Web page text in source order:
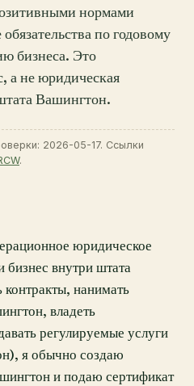
нормами
по годовому
бизнеса. Это
а не юридическая
Вашингтон.
2026-05-17. Ссылки
.
юридическое
бизнес внутри штата
нанимать
владеть
регулируемые услуги
я обычно создаю
и подаю сертификат